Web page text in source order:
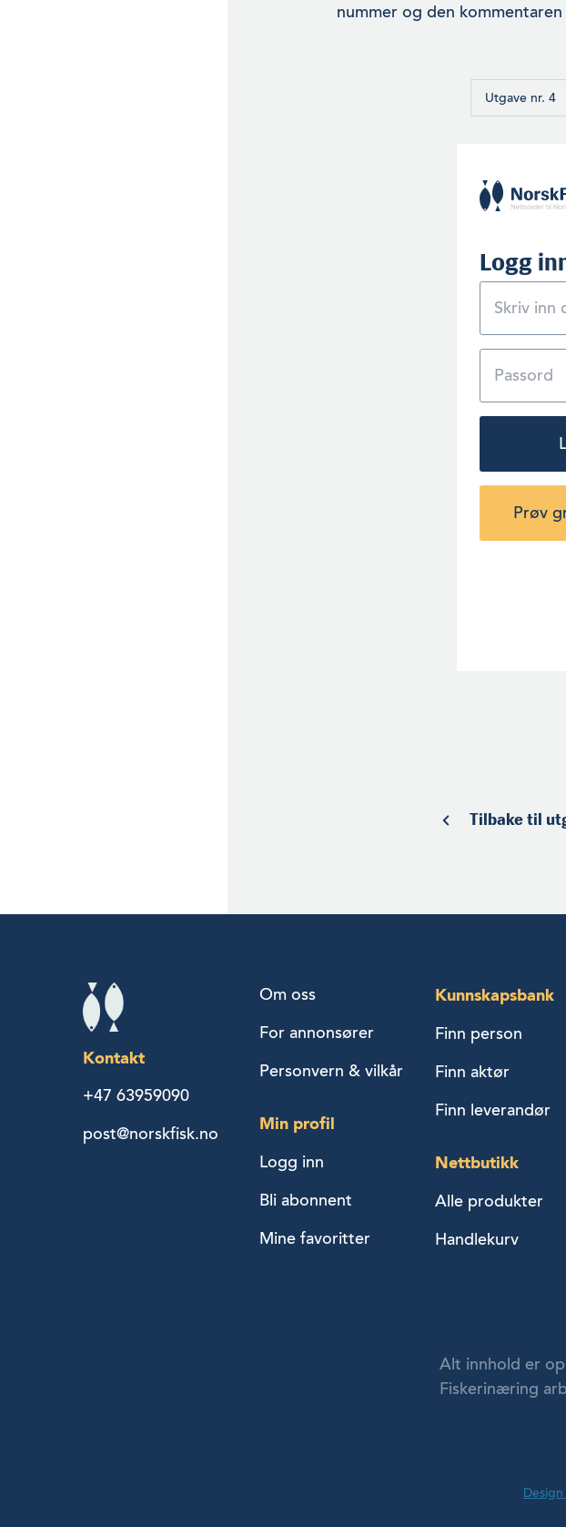
nummer og den
Utgave nr. 4
Logg
Prøv
Tilbake til
Kontakt
+47 63959090
post@norskfisk.no
Om oss
For annonsører
Personvern & vilkår
Min profil
Logg inn
Bli abonnent
Mine favoritter
Kunnskapsbank
Finn person
Finn aktør
Finn leverandør
Nettbutikk
Alle produkter
Handlekurv
Alt innhold er
Fiskerinæring